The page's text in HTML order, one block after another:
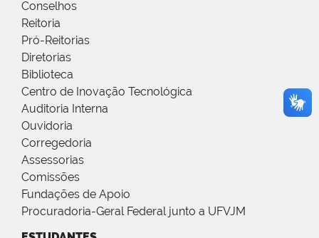
Conselhos
Reitoria
Pró-Reitorias
Diretorias
Biblioteca
Centro de Inovação Tecnológica
Auditoria Interna
Ouvidoria
Corregedoria
Assessorias
Comissões
Fundações de Apoio
Procuradoria-Geral Federal junto a UFVJM